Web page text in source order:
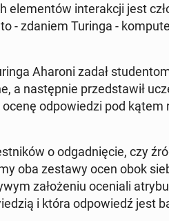
ele­men­tów in­te­rak­cji jest
- zdaniem Turinga -
Aharoni zadał
a na­stęp­nie przed­sta­wił
ocenę od­po­wie­dzi pod
o od­gad­nię­cie, czy
oba zestawy ocen obok
za­ło­że­niu oce­nia­li
i która od­po­wiedź jest